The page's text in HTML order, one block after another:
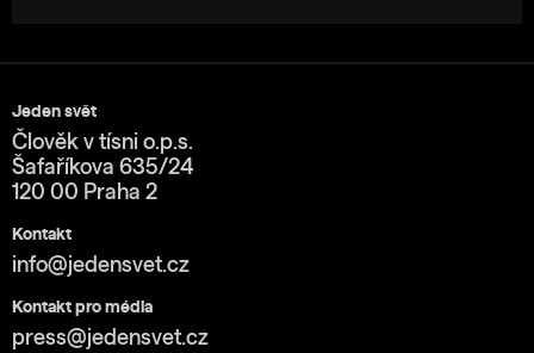
Jeden svět
Člověk v tísni o.p.s.
Šafaříkova 635/24
120 00 Praha 2
Kontakt
info@jedensvet.cz
Kontakt pro média
press@jedensvet.cz